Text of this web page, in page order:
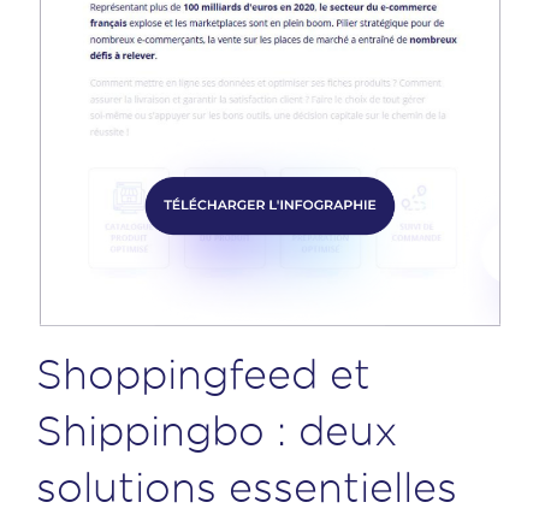
Shoppingfeed et
Shippingbo : deux
solutions essentielles